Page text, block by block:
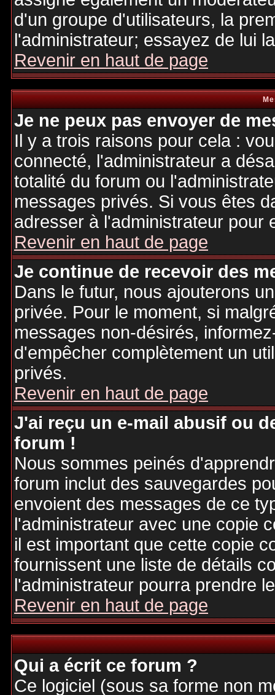
d'un groupe d'utilisateurs, la
l'administrateur; essayez de lui
Revenir en haut de page
Je ne peux pas envoyer de
Il y a trois raisons pour cela :
connecté, l'administrateur a
totalité du forum ou
messages privés. Si vous êtes
adresser à l'administrateur pour
Revenir en haut de page
Je continue de recevoir des
Dans le futur, nous ajouterons
privée. Pour le moment, si
messages non-désirés,
d'empêcher complètement un
privés.
Revenir en haut de page
J'ai reçu un e-mail abusif ou
forum !
Nous sommes peinés
forum inclut des sauvegardes
envoient des messages de ce
l'administrateur avec une copie
il est important que cette copie
fournissent une liste de détails
l'administrateur pourra prendre
Revenir en haut de page
Qui a écrit ce forum ?
Ce logiciel (sous sa forme non